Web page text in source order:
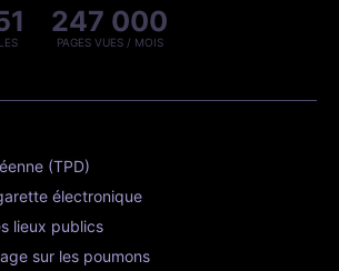
247 000
PAGES VUES / MOIS
(TPD)
électronique
lieux publics
sur les poumons